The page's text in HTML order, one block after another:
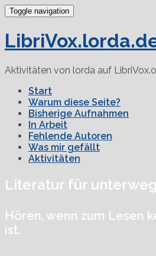
Toggle navigation
Aktivitäten von lorda auf
Start
Warum diese Seite?
Bisherige Aufnahmen
In Arbeit
Fehlende Autoren
Was mir gefällt
Aktivitäten
Literatur für
Hören, wenn zum Lesen
ist.